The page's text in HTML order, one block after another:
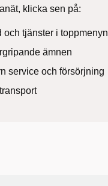
klicka sen på:
och tjänster i toppmenyn
ämnen
service och försörjning